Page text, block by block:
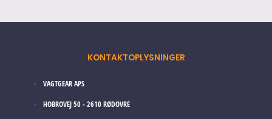
KONTAKTOPLYSNINGER
VAGTGEAR APS
HOBROVEJ 50 - 2610 RØDOVRE